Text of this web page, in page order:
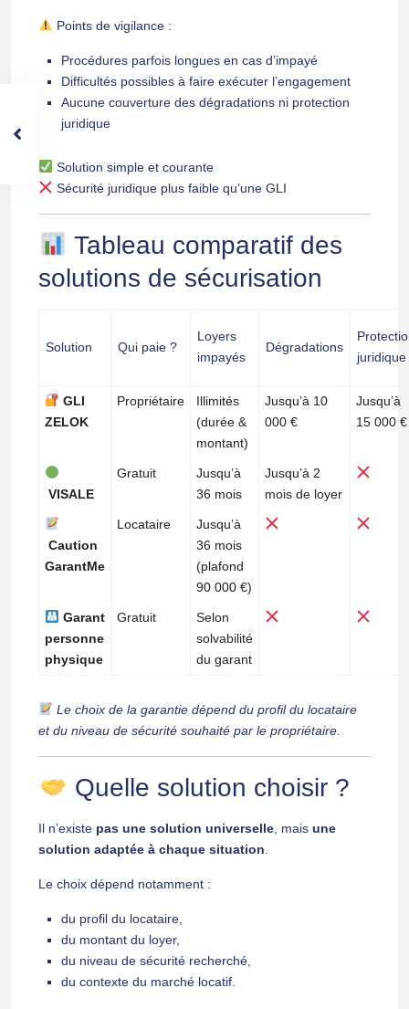
Points de vigilance :
Procédures parfois longues en cas d’impayé
Difficultés possibles à faire exécuter l’engagement
Aucune couverture des dégradations ni protection
juridique
Solution simple et courante
Sécurité juridique plus faible qu’une GLI
Tableau comparatif des
solutions de sécurisation
Solution Qui paie ?
Loyers
impayés
Dégradations
juridique
GLI
ZELOK
Propriétaire
Illimités
(durée &
montant)
Jusqu’à 10
000 €
Jusqu’à
15 000 €
VISALE
Gratuit
Jusqu’à
36 mois
Jusqu’à 2
mois de loyer
Caution
GarantMe
Locataire
Jusqu’à
36 mois
(plafond
90 000 €)
Garant
personne
physique
Gratuit
Selon
solvabilité
du garant
Le choix de la garantie dépend du profil du locataire
et du niveau de sécurité souhaité par le propriétaire.
Quelle solution choisir ?
Il n’existe pas une solution universelle , mais une
solution adaptée à chaque situation
Le choix dépend notamment :
du profil du locataire,
du montant du loyer,
du niveau de sécurité recherché,
du contexte du marché locatif.